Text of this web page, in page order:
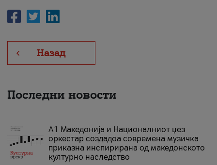
Назад
Последни новости
А1 Македонија и Националниот џез
оркестар создадоа современа музичка
приказна инспирирана од македонското
културно наследство